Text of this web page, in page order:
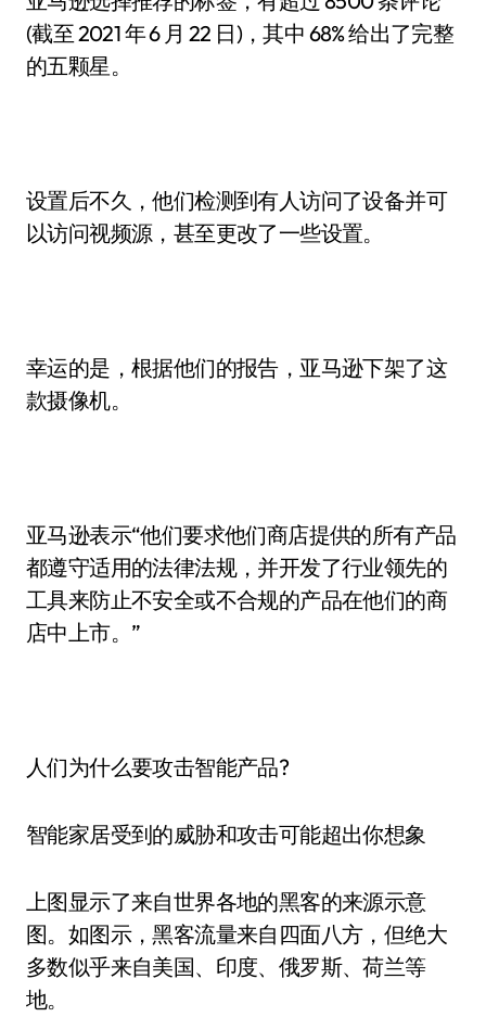
(截至 2021 年 6 月 22 日)，其中 68% 给出了完整
的五颗星。
设置后不久，他们检测到有人访问了设备并可
以访问视频源，甚至更改了一些设置。
幸运的是，根据他们的报告，亚马逊下架了这
款摄像机。
亚马逊表示“他们要求他们商店提供的所有产品
都遵守适用的法律法规，并开发了行业领先的
工具来防止不安全或不合规的产品在他们的商
店中上市。”
人们为什么要攻击智能产品?
智能家居受到的威胁和攻击可能超出你想象
上图显示了来自世界各地的黑客的来源示意
图。如图示，黑客流量来自四面八方，但绝大
多数似乎来自美国、印度、俄罗斯、荷兰等
地。